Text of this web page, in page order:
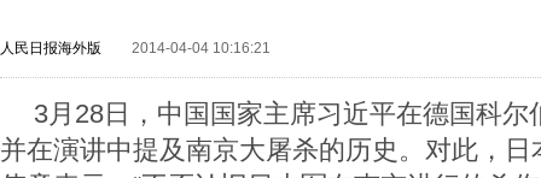
人民日报海外版 2014-04-04 10:16:21
3月28日，中国国家主席习近平在德国科尔
并在演讲中提及南京大屠杀的历史。对此，